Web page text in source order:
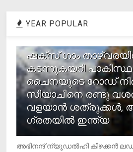
YEAR POPULAR
ഷക്സ് ​ഗാം
കടന്നുകയറി
ചൈനയുടെ റോഡ്
സിയാചിനെ രണ്ടു
വളയാൻ ശത്രുക്കൾ,
ഗ്രതയിൽ ഇന്ത്യ
അഭിനന്ദ് ന്യൂഡൽഹി കിഴക്കൻ